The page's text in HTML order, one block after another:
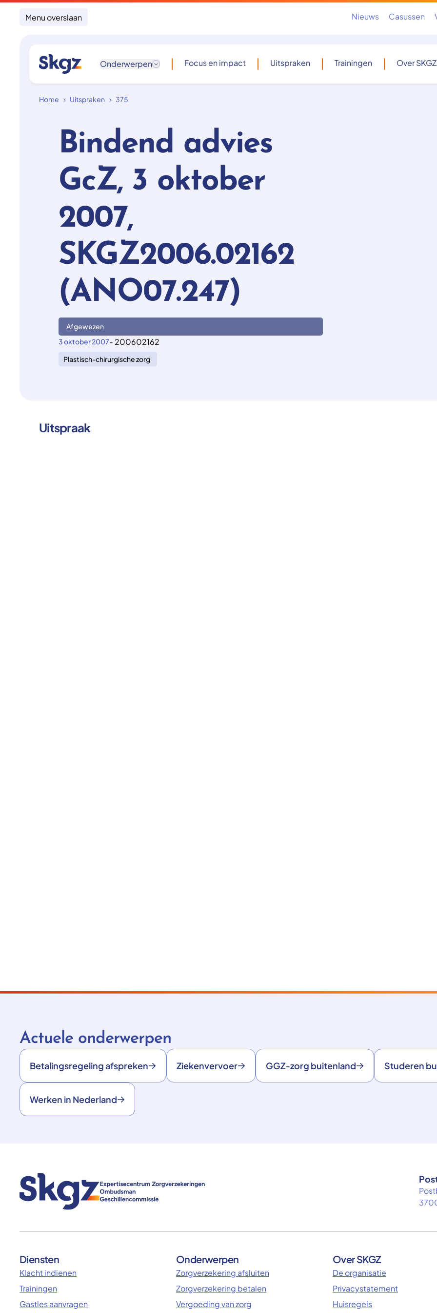
Menu overslaan Nieuws Casussen
Onderwerpen Focus en impact Uitspraken Trainingen Over SKGZ
Home Uitspraken 375
Bindend advies
GcZ, 3 oktober
2007,
SKGZ2006.02162
(ANO07.247)
Afgewezen
3 oktober 2007- 200602162
Plastisch-chirurgische zorg
Uitspraak
Actuele onderwerpen
Betalingsregeling afspreken Ziekenvervoer GGZ-zorg buitenland Studeren
Werken in Nederland
Diensten
Klacht indienen
Trainingen
Gastles aanvragen
Onderwerpen
Zorgverzekering afsluiten
Zorgverzekering betalen
Vergoeding van zorg
Over SKGZ
De organisatie
Privacystatement
Huisregels